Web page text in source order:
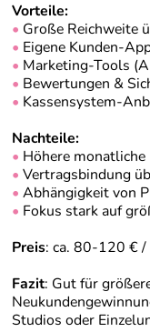
Vorteile:
• Große Reichweite
• Eigene Kunden-
• Marketing-Tools
• Bewertungen &
• Kassensystem-
Nachteile:
• Höhere monatliche
• Vertragsbindung
• Abhängigkeit von
• Fokus stark auf
Preis: ca. 80-120 € /
Fazit: Gut für
Studios oder